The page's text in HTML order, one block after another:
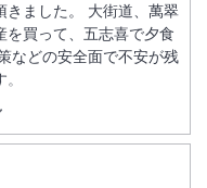
きました。 大街道、萬翠
を買って、五志喜で夕食
などの安全面で不安が残